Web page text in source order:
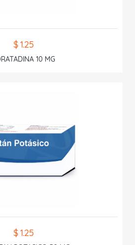
$ 1.25
10 MG
$ 1.25